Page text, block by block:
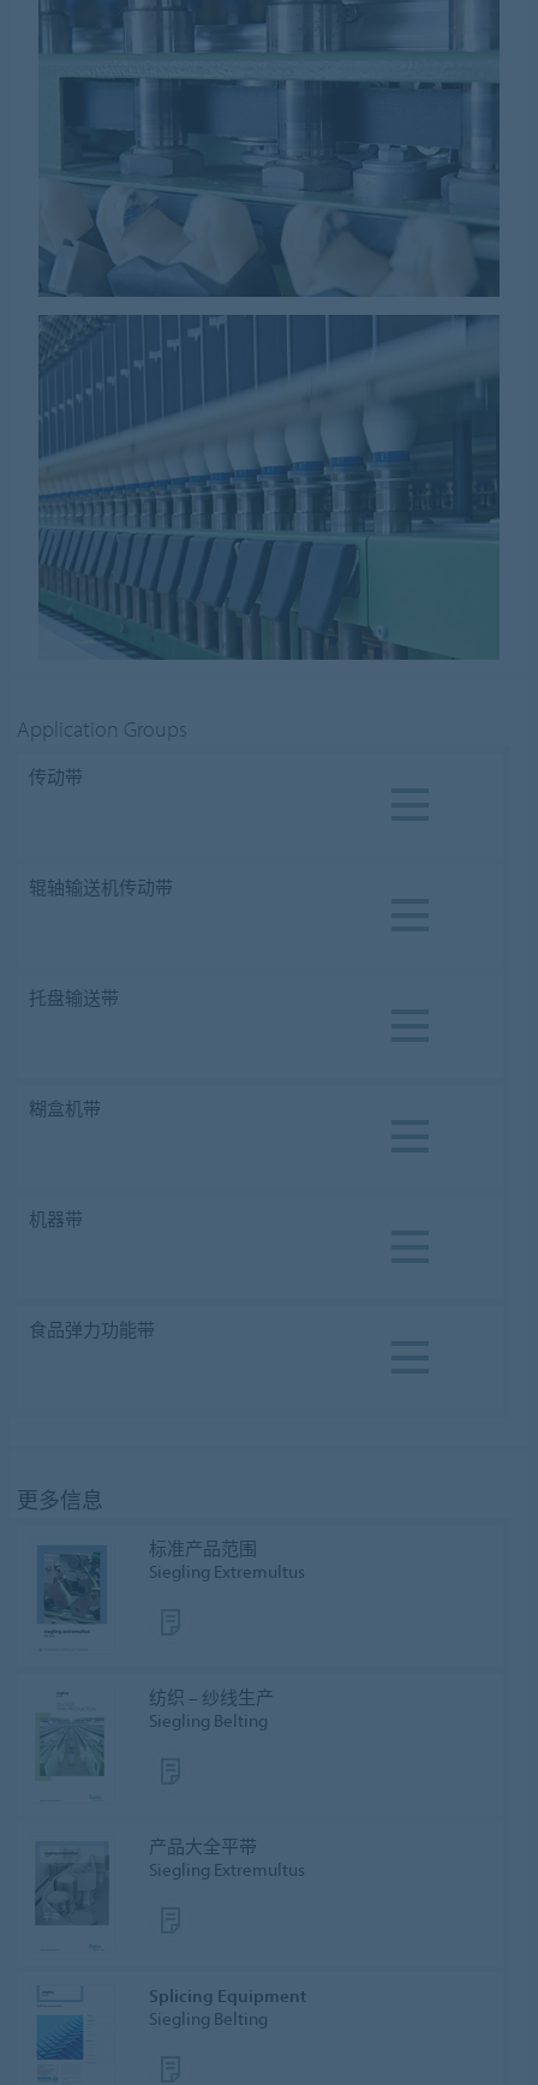
Application Groups
传动带
辊轴输送机传动带
托盘输送带
糊盒机带
机器带
食品弹力功能带
更多信息
标准产品范围
Siegling Extremultus
纺织 – 纱线生产
Siegling Belting
产品大全平带
Siegling Extremultus
Splicing Equipment
Siegling Belting